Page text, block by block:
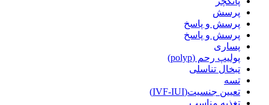
پرسش
پرسش و پاسخ
پرسش و پاسخ
پساری
پولیپ رحم (polyp)
تبخال تناسلی
تسه
تعیین جنسیت(IVF-IUI)